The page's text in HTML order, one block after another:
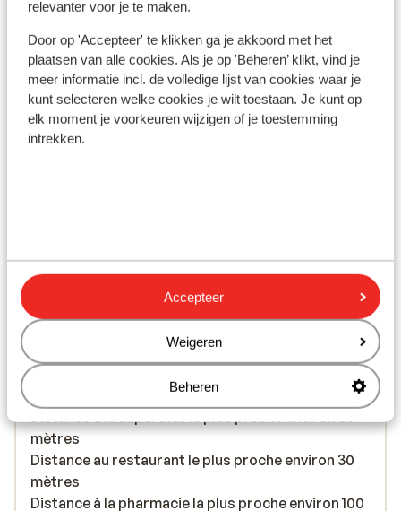
relevanter voor je te maken.
Door op 'Accepteer' te klikken ga je akkoord met het
plaatsen van alle cookies. Als je op 'Beheren’ klikt, vind je
meer informatie incl. de volledige lijst van cookies waar je
kunt selecteren welke cookies je wilt toestaan. Je kunt op
elk moment je voorkeuren wijzigen of je toestemming
intrekken.
Accepteer
Weigeren
Beheren
Emplacement
Afficher sur la carte
En bord de mer (plage de sable, transats,
Distance de l'aéroport environ 52 kilomètres
Distance jusqu'à l'arrêt de bus environ 50 mètres
Distance aux magasins les plus proches environ 30
Distance à la supérette la plus proche environ 50
mètres
Distance au restaurant le plus proche environ 30
mètres
Distance à la pharmacie la plus proche environ 100